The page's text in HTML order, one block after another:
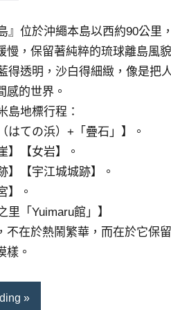
』位於沖繩本島以西約90公里
慢，保留著純粹的琉球離島風貌
得透明，沙白得細緻，像是把
感的世界。
島地標行程：
はての浜）+「疊石」】。
】【女岩】。
】【宇江城城跡】。
】。
里「Yuimaru館」】
不在於熱鬧繁華，而在於它保
樣。